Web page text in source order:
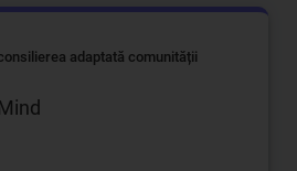
adaptată comunității